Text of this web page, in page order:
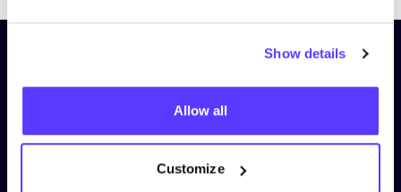
Show details
Allow all
Customize
Schrijf je in op onze nieuwsbrief
en blijf op de hoogte!